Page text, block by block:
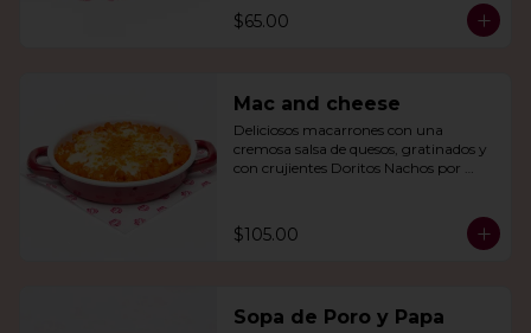
$65.00
Mac and cheese
Deliciosos macarrones con una
cremosa salsa de quesos, gratinados y
con crujientes Doritos Nachos por
$105.00
Sopa de Poro y Papa